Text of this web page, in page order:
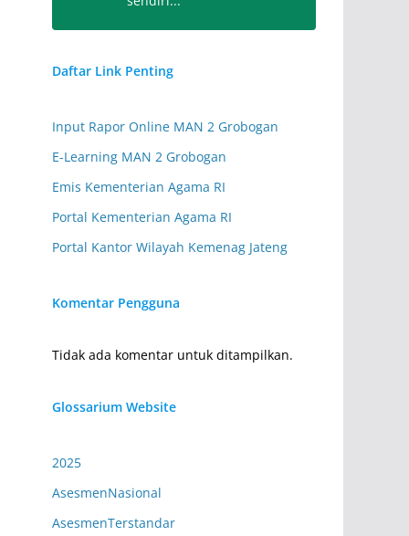
Senin (07.20-08.05 WIB) Kelas XI.5
Istanti Ardini S.Pd
Senin (07.20-08.05 WIB) Kelas XI.6
Siti Zahrotun, S.Ag
Bahasa Indonesia
Senin (07.20-08.05 WIB)
Pend. Jasmani, Olahraga,
Senin (07.20-08.05 WIB)
Eko Wagiyono, S.E
IPS Sejarah/Sejarah Indonesia
Daftar Link Penting
Input Rapor Online MAN 2 Grobogan
E-Learning MAN 2 Grobogan
Emis Kementerian Agama RI
Portal Kementerian Agama RI
Portal Kantor Wilayah Kemenag Jateng
Komentar Pengguna
Tidak ada komentar untuk ditampilkan.
Glossarium Website
2025
AsesmenNasional
AsesmenTerstandar